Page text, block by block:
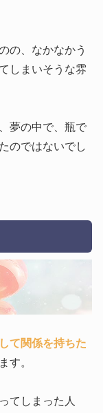
の、なかなかう
しまいそうな雰
夢の中で、瓶で
のではないでし
て関係を持ちた
す。
てしまった人